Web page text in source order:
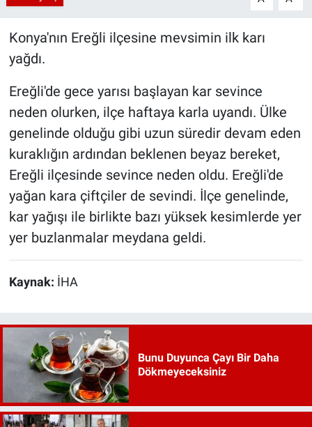
Konya'nın Ereğli ilçesine mevsimin ilk karı
yağdı.
Ereğli'de gece yarısı başlayan kar sevince
neden olurken, ilçe haftaya karla uyandı. Ülke
genelinde olduğu gibi uzun süredir devam eden
kuraklığın ardından beklenen beyaz bereket,
Ereğli ilçesinde sevince neden oldu. Ereğli'de
yağan kara çiftçiler de sevindi. İlçe genelinde,
kar yağışı ile birlikte bazı yüksek kesimlerde yer
yer buzlanmalar meydana geldi.
Kaynak: İHA
Bunu Duyunca Çayı Bir Daha
Dökmeyeceksiniz